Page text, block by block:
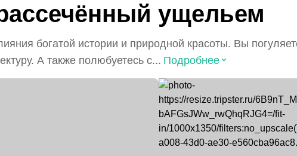
ущельем
богатой истории и природной красоты. Вы
А также полюбуетесь с... Подробнее⌃